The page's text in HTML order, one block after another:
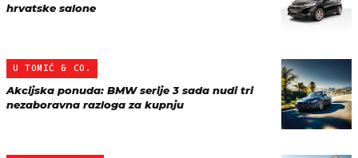
hrvatske salone
U TOMIĆ & CO.
Akcijska ponuda: BMW serije 3 sada nudi tri
nezaboravna razloga za kupnju